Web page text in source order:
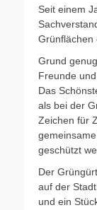
Seit einem
Grünflächen
Grund
Freunde
Das
als bei der
Zeichen für
geschützt
Der
auf der
und ein